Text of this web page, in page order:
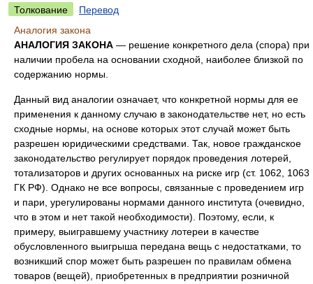
Толкование
Перевод
Аналогия закона
АНАЛОГИЯ ЗАКОНА — решение конкретного дела (спора) при
наличии пробела на основании сходной, наиболее близкой по
содержанию нормы.
Данный вид аналогии означает, что конкретной нормы для ее
применения к данному случаю в законодательстве нет, но есть
сходные нормы, на основе которых этот случай может быть
разрешен юридическими средствами. Так, новое гражданское
законодательство регулирует порядок проведения лотерей,
тотализаторов и других основанных на риске игр (ст. 1062, 1063
ГК РФ). Однако не все вопросы, связанные с проведением игр
и пари, урегулированы нормами данного института (очевидно,
что в этом и нет такой необходимости). Поэтому, если, к
примеру, выигравшему участнику лотереи в качестве
обусловленного выигрыша передана вещь с недостатками, то
возникший спор может быть разрешен по правилам обмена
товаров (вещей), приобретенных в предприятии розничной